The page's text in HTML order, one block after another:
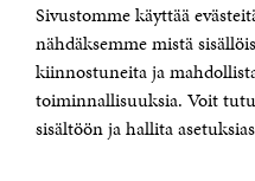
Sivustomme käyttää
nähdäksemme mistä
kiinnostuneita ja
toiminnallisuuksia. Voit
sisältöön ja hallita
Suomen itsenäisyyden
Itämerenkatu 11-13, PL
00181 Helsinki
Puhelin +358 294 618 991
etunimi.sukunimi@sitra.fi